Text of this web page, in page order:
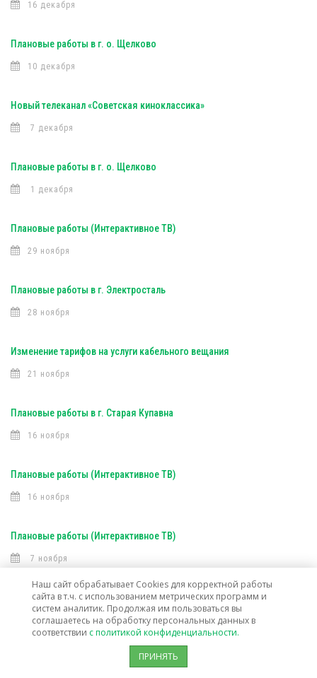
16 декабря
Плановые работы в г. о. Щелково
10 декабря
Новый телеканал «Советская киноклассика»
7 декабря
Плановые работы в г. о. Щелково
1 декабря
Плановые работы (Интерактивное ТВ)
29 ноября
Плановые работы в г. Электросталь
28 ноября
Изменение тарифов на услуги кабельного вещания
21 ноября
Плановые работы в г. Старая Купавна
16 ноября
Плановые работы (Интерактивное ТВ)
16 ноября
Плановые работы (Интерактивное ТВ)
7 ноября
Открыта техническая возможность подключения услуг связи в г. о.
Лосино-Петровский
Наш сайт обрабатывает Cookies для корректной работы
сайта в т.ч. с использованием метрических программ и
систем аналитик. Продолжая им пользоваться вы
соглашаетесь на обработку персональных данных в
соответствии с политикой конфиденциальности.
ПРИНЯТЬ